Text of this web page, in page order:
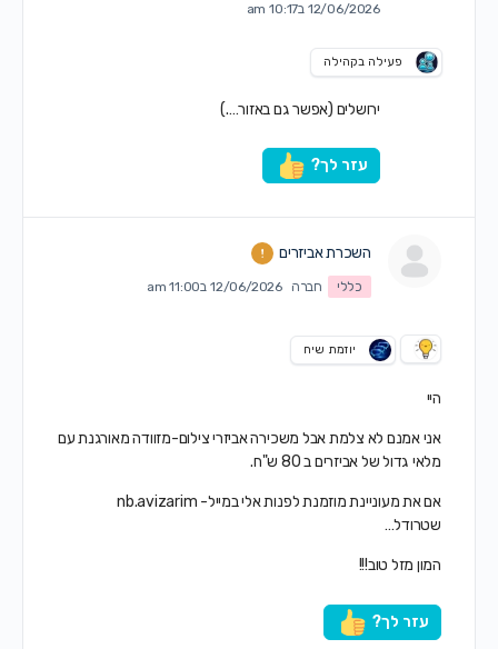
12/06/2026 ב10:17 am
פעילה בקהילה
ירושלים (אפשר גם באזור….)
עזר לך?
השכרת אביזרים
כללי חברה 12/06/2026 ב11:00 am
יוזמת שיח
היי
אני אמנם לא צלמת אבל משכירה אביזרי צילום-מזוודה מאורגנת עם
מלאי גדול של אביזרים ב 80 ש"ח.
אם את מעוניינת מוזמנת לפנות אלי במייל- nb.avizarim
שטרודל…
המון מזל טוב!!!
עזר לך?